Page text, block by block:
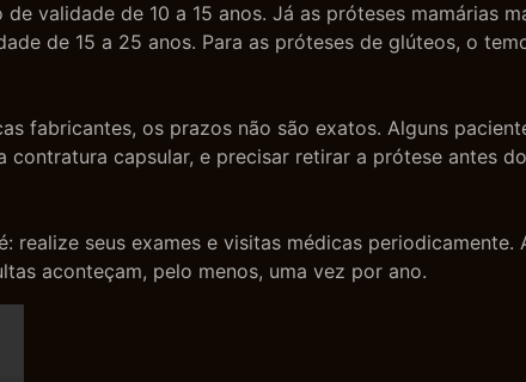
validade de 10 a 15 anos. Já as próteses mamárias
de 15 a 25 anos. Para as próteses de glúteos, o
fabricantes, os prazos não são exatos. Alguns
contratura capsular, e precisar retirar a prótese antes
realize seus exames e visitas médicas periodicamente.
aconteçam, pelo menos, uma vez por ano.